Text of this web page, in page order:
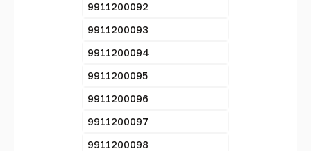
9911200092
9911200093
9911200094
9911200095
9911200096
9911200097
9911200098